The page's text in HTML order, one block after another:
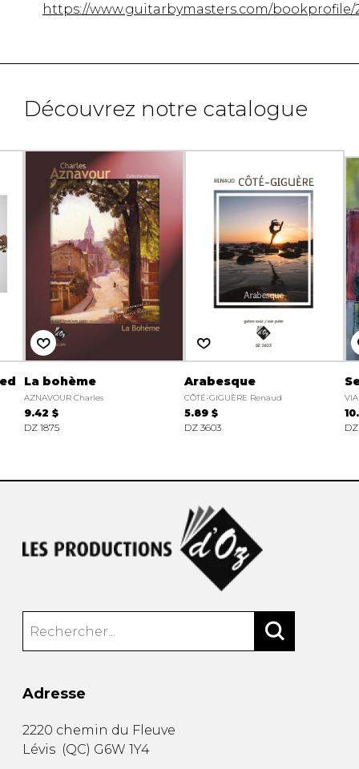
https://www.guitarbymasters.com/bookprofile/
Découvrez notre catalogue
La bohème
AZNAVOUR Charles
9.42 $
DZ 1875
Arabesque
CÔTÉ-GIGUÈRE Renaud
5.89 $
DZ 3603
Adresse
2220 chemin du Fleuve
Lévis (QC) G6W 1Y4